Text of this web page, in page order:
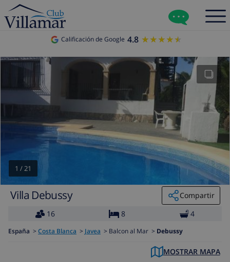
Calificación de Google 4.8 ★★★★★
★★★★★
1 /21
Villa Debussy
Compartir
16
8 4
España > Costa Blanca > Javea > Balcon al Mar > Debussy
MOSTRAR MAPA